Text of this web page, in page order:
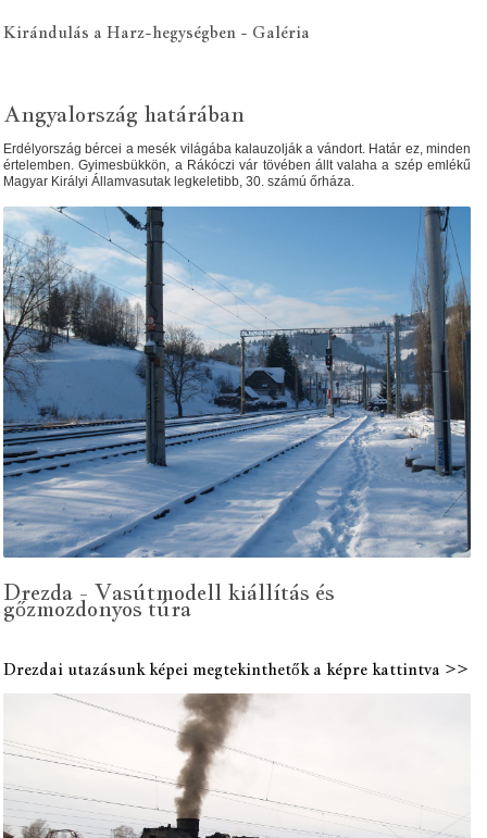
Kirándulás a Harz-hegységben - Galéria
Angyalország határában
Erdélyország bércei a mesék világába kalauzolják a vándort. Határ ez, minden
értelemben. Gyimesbükkön, a Rákóczi vár tövében állt valaha a szép emlékű
Magyar Királyi Államvasutak legkeletibb, 30. számú őrháza.
Drezda - Vasútmodell kiállítás és
gőzmozdonyos túra
Drezdai utazásunk képei megtekinthetők a képre kattintva >>